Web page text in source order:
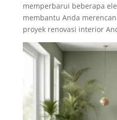
memperbarui beberapa
membantu Anda
proyek renovasi interior